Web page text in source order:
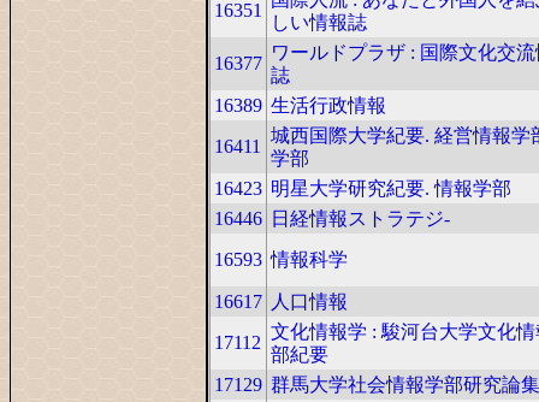
16351
しい情報誌
16377
ワールドプラザ : 国際文化交
誌
16389 生活行政情報
16411
城西国際大学紀要. 経営情報学
学部
16423 明星大学研究紀要. 情報学部
16446 日経情報ストラテジ-
16593 情報科学
16617 人口情報
17112
文化情報学 : 駿河台大学文化
部紀要
17129 群馬大学社会情報学部研究論集